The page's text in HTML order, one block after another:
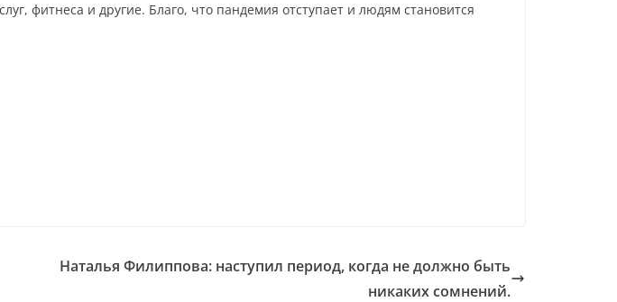
фитнеса и другие. Благо, что пандемия отступает и людям становится
Наталья Филиппова: наступил период, когда не должно быть
никаких сомнений.